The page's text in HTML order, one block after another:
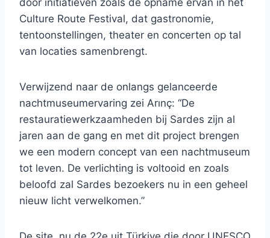
door initiatieven zoals de opname ervan in het
Culture Route Festival, dat gastronomie,
tentoonstellingen, theater en concerten op tal
van locaties samenbrengt.
Verwijzend naar de onlangs gelanceerde
nachtmuseumervaring zei Arınç: “De
restauratiewerkzaamheden bij Sardes zijn al
jaren aan de gang en met dit project brengen
we een modern concept van een nachtmuseum
tot leven. De verlichting is voltooid en zoals
beloofd zal Sardes bezoekers nu in een geheel
nieuw licht verwelkomen.”